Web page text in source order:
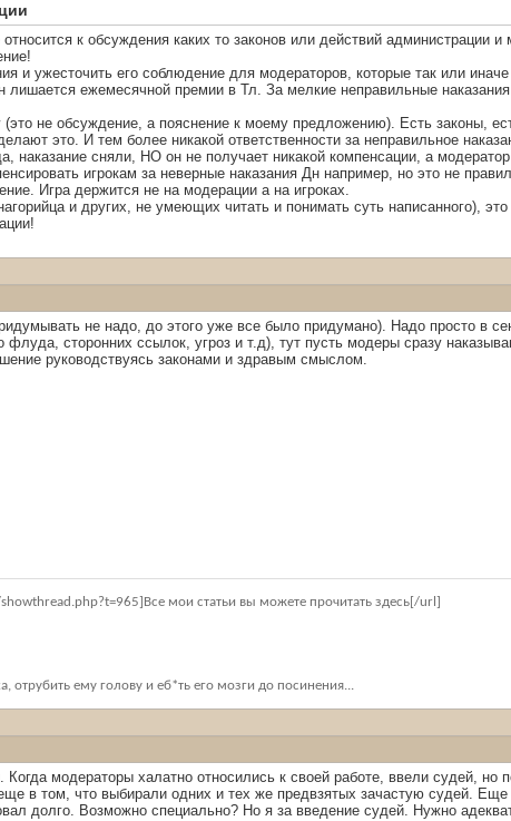
к обсуждения каких то законов или действий
и ужесточить его соблюдение для модераторов, которые так или
лишается ежемесячной премии в Тл. За мелкие неправильные
не обсуждение, а пояснение к моему предложению). Есть законы,
это. И тем более никакой ответственности за неправильное
наказание сняли, НО он не получает никакой компенсации, а модератор
игрокам за неверные наказания Дн например, но это не
Игра держится не на модерации а на игроках.
и других, не умеющих читать и понимать суть написанного),
не надо, до этого уже все было придумано). Надо просто в
флуда, сторонних ссылок, угроз и т.д), тут пусть модеры сразу
руководствуясь законами и здравым смыслом.
мои статьи вы можете прочитать здесь[/url]
отрубить ему голову и еб*ть его мозги до посинения...
модераторы халатно относились к своей работе, ввели судей, но
в том, что выбирали одних и тех же предвзятых зачастую судей.
долго. Возможно специально? Но я за введение судей. Нужно